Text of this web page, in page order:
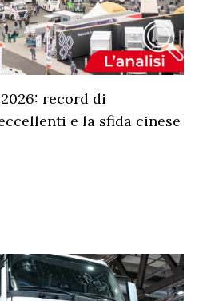
record di
e la sfida cinese